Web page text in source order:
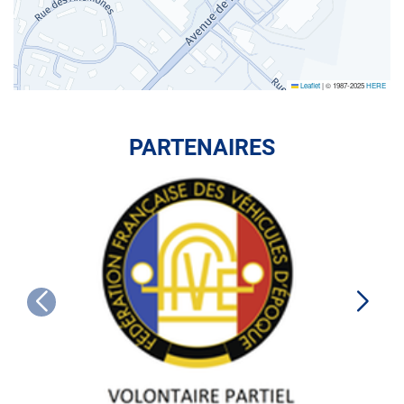
Leaflet|© 1987-2025HERE
PARTENAIRES